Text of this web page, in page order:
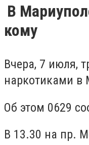
В
кому
Вчера, 7 июля,
наркотиками в
Об этом 0629
В 13.30 на пр.